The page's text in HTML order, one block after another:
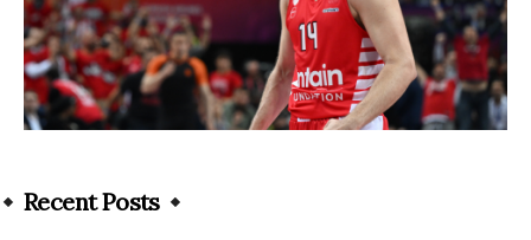
Recent Posts